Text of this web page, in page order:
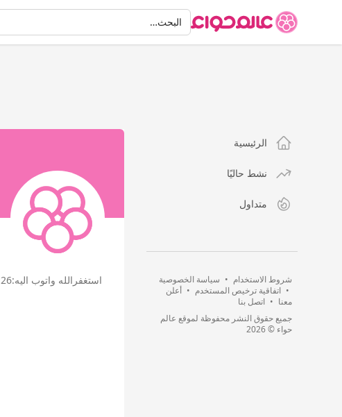
البحثالبحث…
الرئيسية
نشط حاليًا
متداول
شروط الاستخدام • سياسة الخصوصية
• اتفاقية ترخيص المستخدم • أعلن
معنا • اتصل بنا
جميع حقوق النشر محفوظة لموقع عالم
حواء © 2026
استغفرالله واتوب اليه:26: